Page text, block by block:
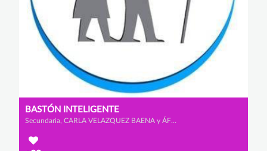
BASTÓN INTELIGENTE
Secundaria, CARLA VELAZQUEZ BAENA y ÁFRICA MORALES VISCASILLAS